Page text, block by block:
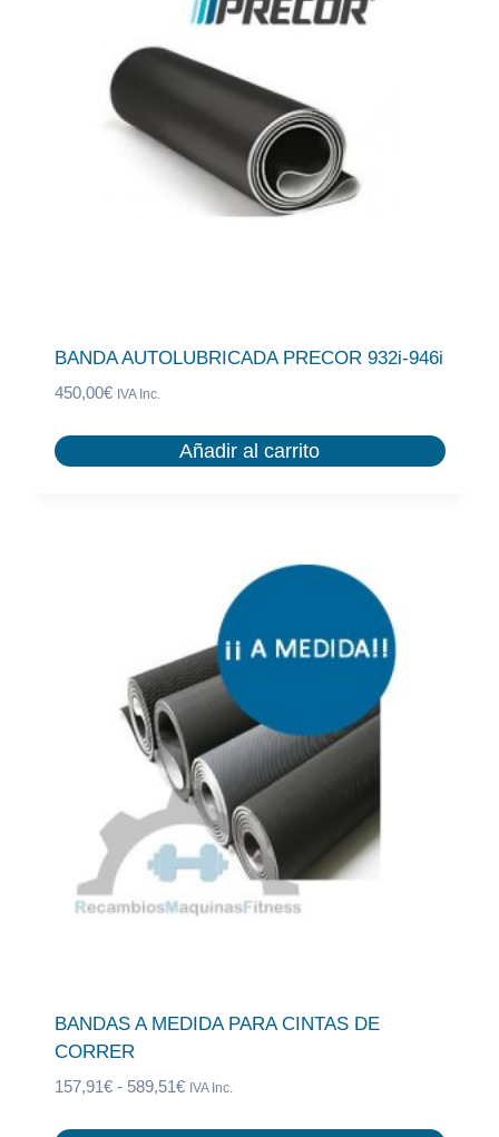
BANDA AUTOLUBRICADA PRECOR 932i-946i
450,00€ IVA Inc.
Añadir al carrito
BANDAS A MEDIDA PARA CINTAS DE
CORRER
157,91 € - 589,51 €Rango
IVA Inc.